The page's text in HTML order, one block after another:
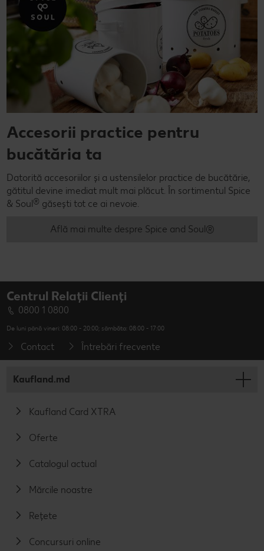
Accesorii practice pentru
bucătăria ta
Datorită accesoriilor și a ustensilelor practice de bucătărie,
gătitul devine imediat mult mai plăcut. În sortimentul Spice
& Soul® găsești tot ce ai nevoie.
Află mai multe despre Spice and Soul®
Centrul Relații Clienți
0800 1 0800
De luni până vineri: 08:00 - 20:00; sâmbăta: 08:00 - 17:00
Contact Întrebări frecvente
Kaufland.md
Kaufland Card XTRA
Oferte
Catalogul actual
Mărcile noastre
Rețete
Concursuri online